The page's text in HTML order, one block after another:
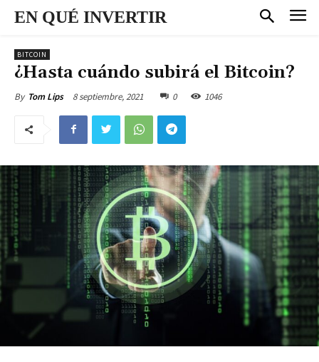
EN QUÉ INVERTIR
BITCOIN
¿Hasta cuándo subirá el Bitcoin?
By Tom Lips 8 septiembre, 2021 0 1046